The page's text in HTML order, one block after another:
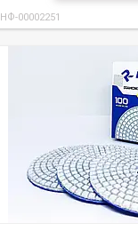
НФ-00002251